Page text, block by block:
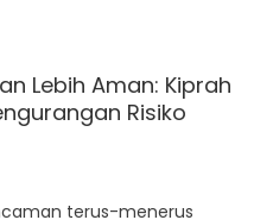
Lebih Aman: Kiprah
Risiko
terus-menerus